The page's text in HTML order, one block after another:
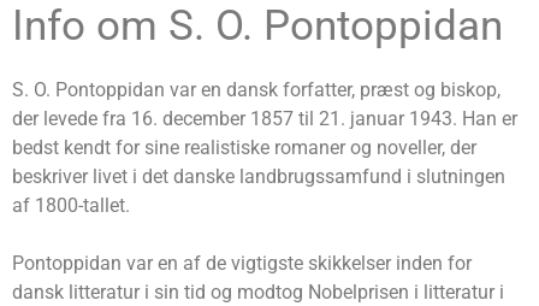
Info om S. O. Pontoppidan
S. O. Pontoppidan var en dansk forfatter, præst og biskop,
der levede fra 16. december 1857 til 21. januar 1943. Han er
bedst kendt for sine realistiske romaner og noveller, der
beskriver livet i det danske landbrugssamfund i slutningen
af ​​1800-tallet.
Pontoppidan var en af ​​de vigtigste skikkelser inden for
dansk litteratur i sin tid og modtog Nobelprisen i litteratur i